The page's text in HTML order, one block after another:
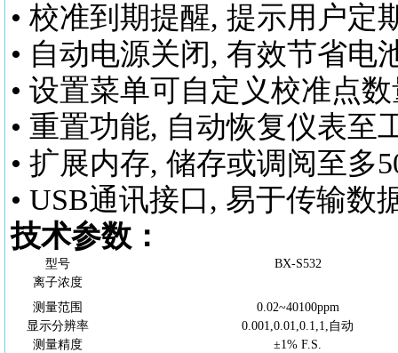
• 校准到期提醒, 提示用户定
• 自动电源关闭, 有效节省电
• 设置菜单可自定义校准点
• 重置功能, 自动恢复仪表至
• 扩展内存, 储存或调阅至多
• USB通讯接口, 易于传输
技术参数：
型号
BX-S532
离子浓度
测量范围
0.02~40100ppm
显示分辨率
0.001,0.01,0.1,1,自动
测量精度
±1% F.S.